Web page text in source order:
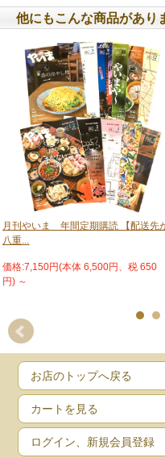
■４コマ漫画 まじむん日記「クッキ
■八重山方言帳「アイアム芳典、バ
八重山暮らしガイド
■写参加ギャラリー
■お店情報
■不動産情報
■八重山求人情報
■募集・譲ります・譲ってください
■イベントスケジュール
※匿名座談会みーどぅんトークと龍
とリップサービス金城晋也の島人芸
COLUMN籠谷鑑とMAKE Joy
垣、無声之詩と畦道を歩く、島の風
他にもこんな商品があり
月刊やいま 年間定期購読 【配送先
八重...
価格:7,150円(本体 6,500円、税 650
円) ～
お店のトップへ戻る
カートを見る
ログイン、新規会員登録